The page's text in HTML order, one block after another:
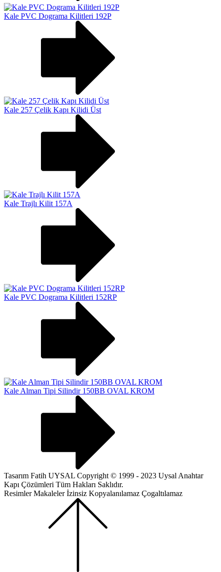
Kale PVC Dograma Kilitleri 192P
Kale 257 Çelik Kapı Kilidi Üst
Kale Trajlı Kilit 157A
Kale PVC Dograma Kilitleri 152RP
Kale Alman Tipi Silindir 150BB OVAL KROM
Tasarım Fatih UYSAL Copyright © 1999 - 2023 Uysal Anahtar
Kapı Çözümleri Tüm Hakları Saklıdır.
Resimler Makaleler İzinsiz Kopyalanılamaz Çogaltılamaz